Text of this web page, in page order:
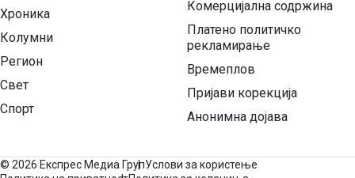
Хроника
Колумни
Регион
Свет
Спорт
Комерцијална содржина
Платено политичко
рекламирање
Времеплов
Пријави корекција
Анонимна дојава
© 2026 Експрес Медиа ГрупУслови за користење